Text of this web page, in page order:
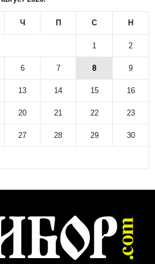
р
с
к
и
а
Ч П С Н
1 2
6 7 8 9
13 14 15 16
20 21 22 23
27 28 29 30